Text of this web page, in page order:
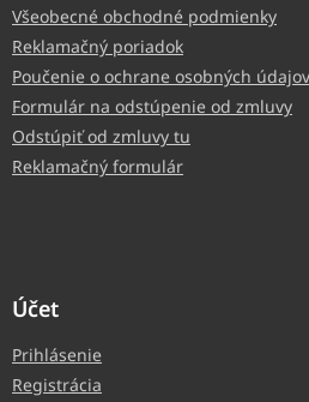
Všeobecné obchodné podmienky
Reklamačný poriadok
Poučenie o ochrane osobných
Formulár na odstúpenie od zmluvy
Odstúpiť od zmluvy tu
Reklamačný formulár
Účet
Prihlásenie
Registrácia